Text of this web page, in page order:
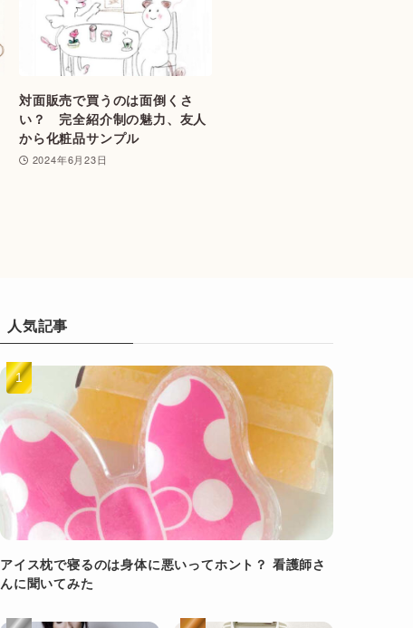
対面販売で買うのは面倒くさ
い？ 完全紹介制の魅力、友人
から化粧品サンプル
2024年6月23日
人気記事
アイス枕で寝るのは身体に悪いってホント？ 看護師さ
んに聞いてみた